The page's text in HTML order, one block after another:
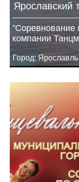
Ярославский
"Соревнование
компании
Город: